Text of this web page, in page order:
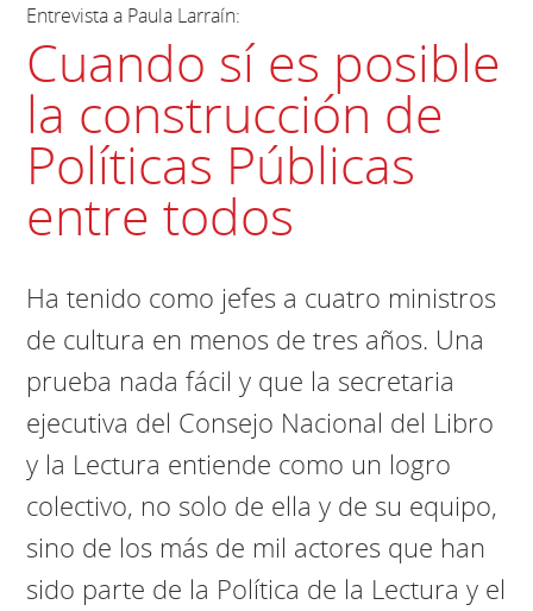
Entrevista a Paula Larraín:
Cuando sí es posible
la construcción de
Políticas Públicas
entre todos
Ha tenido como jefes a cuatro ministros
de cultura en menos de tres años. Una
prueba nada fácil y que la secretaria
ejecutiva del Consejo Nacional del Libro
y la Lectura entiende como un logro
colectivo, no solo de ella y de su equipo,
sino de los más de mil actores que han
sido parte de la Política de la Lectura y el